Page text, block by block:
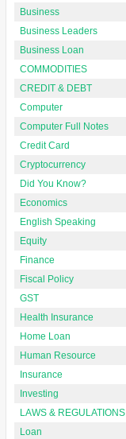
Business
Business Leaders
Business Loan
COMMODITIES
CREDIT & DEBT
Computer
Computer Full Notes
Credit Card
Cryptocurrency
Did You Know?
Economics
English Speaking
Equity
Finance
Fiscal Policy
GST
Health Insurance
Home Loan
Human Resource
Insurance
Investing
LAWS & REGULATIONS
Loan